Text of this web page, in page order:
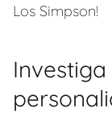
Los Simpson!